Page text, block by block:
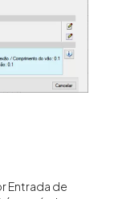
Entrada de